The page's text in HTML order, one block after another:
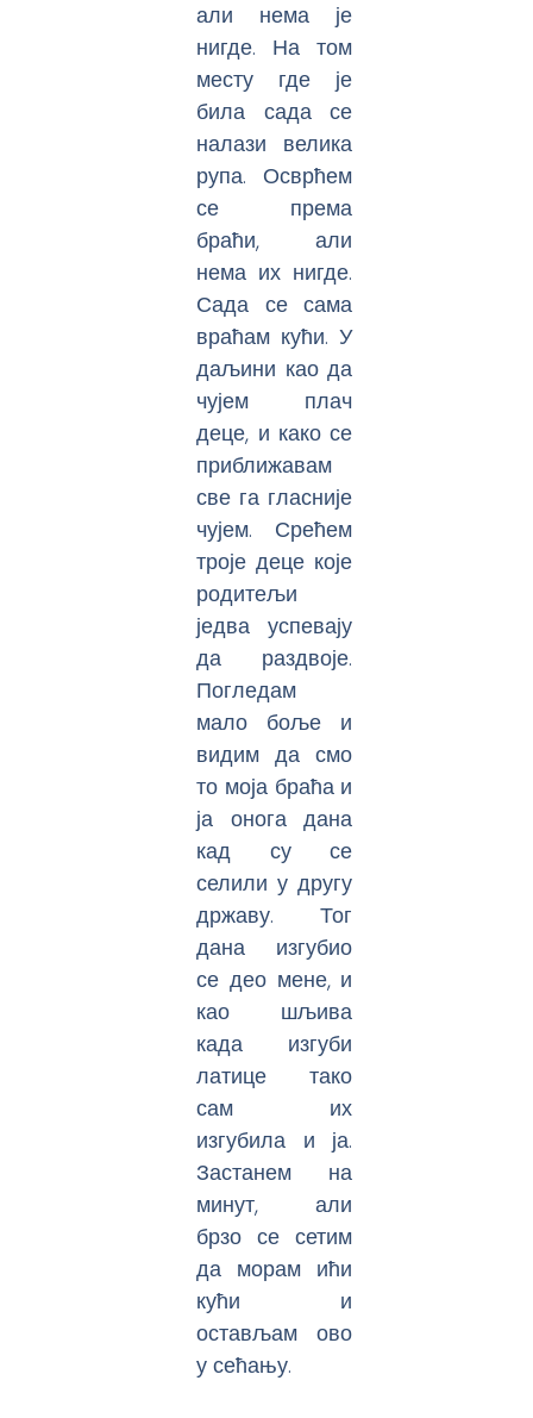
али нема је
нигде. На том
месту где је
била сада се
налази велика
рупа. Осврћем
се према
браћи, али
нема их нигде.
Сада се сама
враћам кући. У
даљини као да
чујем плач
деце, и како се
приближавам
све га гласније
чујем. Срећем
троје деце које
родитељи
једва успевају
да раздвоје.
Погледам
мало боље и
видим да смо
то моја браћа и
ја онога дана
кад су се
селили у другу
државу. Тог
дана изгубио
се део мене, и
као шљива
када изгуби
латице тако
сам их
изгубила и ја.
Застанем на
минут, али
брзо се сетим
да морам ићи
кући и
остављам ово
у сећању.